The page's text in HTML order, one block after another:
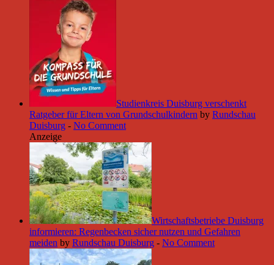
Studienkreis Duisburg verschenkt
Ratgeber für Eltern von Grundschulkindern by Rundschau
Duisburg - No Comment
Anzeige
Wirtschaftsbetriebe Duisburg
informieren: Regenbecken sicher nutzen und Gefahren
meiden by Rundschau Duisburg - No Comment